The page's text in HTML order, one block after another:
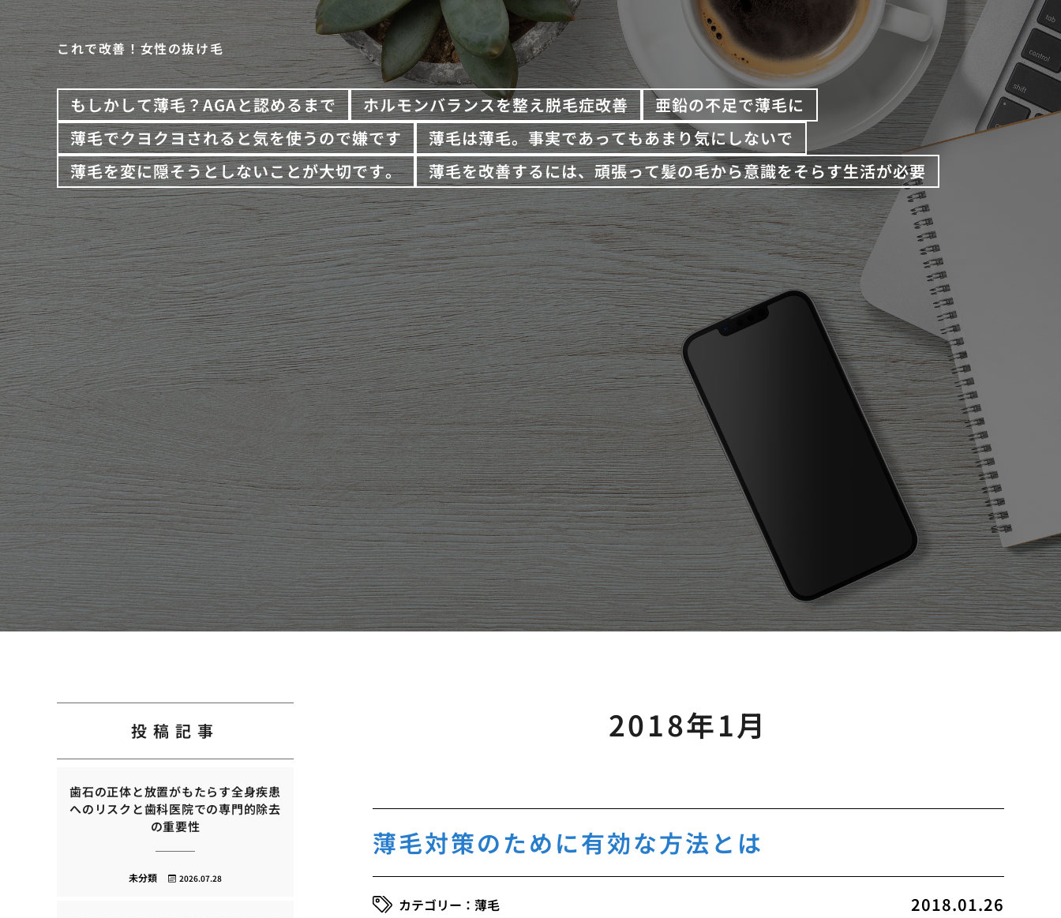
これで改善！女性の抜け毛
もしかして薄毛？AGAと認めるまで ホルモンバランスを整え脱毛症改善
亜鉛の不足で薄毛に
薄毛でクヨクヨされると気を使うので嫌です
薄毛は薄毛。事実であってもあまり気にしないで
薄毛を変に隠そうとしないことが大切です。
薄毛を改善するには、頑張って髪の毛から意識をそらす生活が必要
2018年1月
薄毛対策のために有効な方法とは
2018.01.26
薄毛
投稿記事
歯石の正体と放置がもたらす全身疾患
へのリスクと歯科医院での専門的除去
の重要性
2026.07.28
未分類